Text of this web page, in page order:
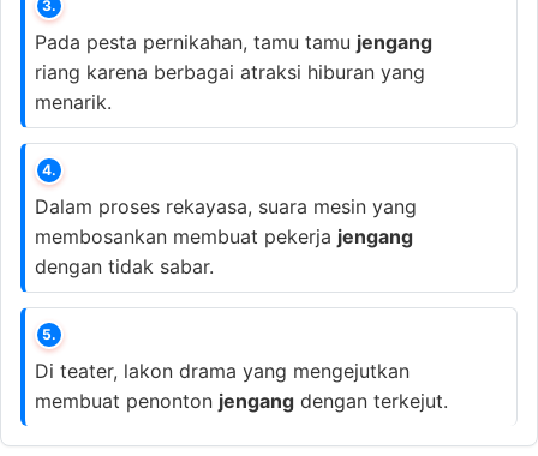
3.
Pada pesta pernikahan, tamu tamu jengang
riang karena berbagai atraksi hiburan yang
menarik.
4.
Dalam proses rekayasa, suara mesin yang
membosankan membuat pekerja jengang
dengan tidak sabar.
5.
Di teater, lakon drama yang mengejutkan
membuat penonton jengang dengan terkejut.